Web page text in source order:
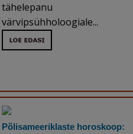
tähelepanu
värvipsühholoogiale...
Põlisameeriklaste horoskoop: